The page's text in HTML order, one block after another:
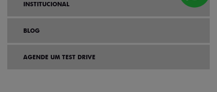
INSTITUCIONAL
BLOG
AGENDE UM TEST DRIVE